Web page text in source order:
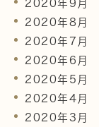
2020年9月
2020年8月
2020年7月
2020年6月
2020年5月
2020年4月
2020年3月